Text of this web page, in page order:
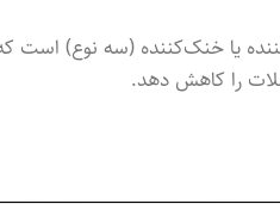
یا خنک‌کننده (سه نوع) است
را کاهش دهد.